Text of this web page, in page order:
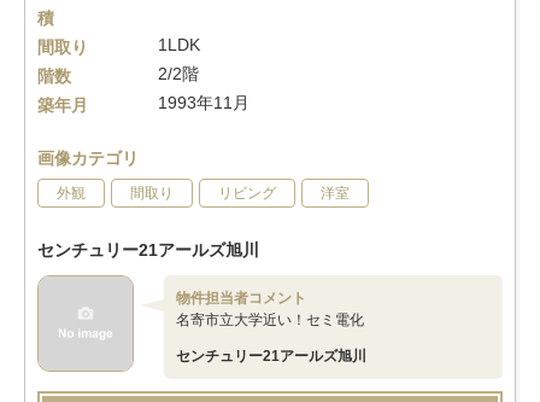
積
間取り
1LDK
階数
2/2階
築年月
1993年11月
画像カテゴリ
外観 間取り リビング 洋室
センチュリー21アールズ旭川
物件担当者コメント
名寄市立大学近い！セミ電化
センチュリー21アールズ旭川